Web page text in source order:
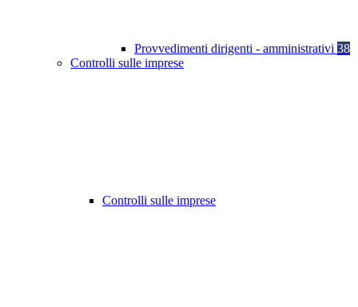
Provvedimenti dirigenti - amministrativi 38
Controlli sulle imprese
Controlli sulle imprese